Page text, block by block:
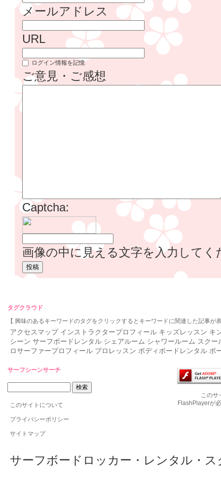
メールアドレス
URL
ログイン情報を記憶
ご意見・ご感想
Captcha:
画像の中に見える文字を入力してく
タグクラウド
【 興味のあるキーワードのタグをクリックするとキーワードに関連した記事が
アクセスマップ インストラクタープロフィール キッズレッスン キ
シーン サーフボードレンタル シェアルーム シャワールーム スクー
ロサーファープロフィール プロレッスン ボディボードレンタル ボ
サーフシーンサーチ
このサイトについて
プライバシーポリシー
サイトマップ
この
FlashPlayerが
サーフボードロッカー・レンタル・